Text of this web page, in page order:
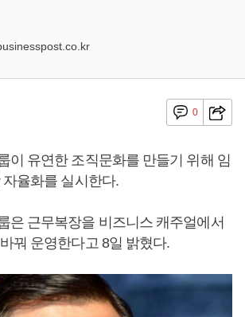
0
이 유연한 조직문화를 만들기 위해 임
율화를 실시한다.
은 근무복장을 비즈니스 캐주얼에서
꿔 운영한다고 8일 밝혔다.